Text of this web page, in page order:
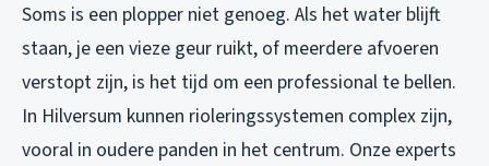
Soms is een plopper niet genoeg. Als het water blijft
staan, je een vieze geur ruikt, of meerdere afvoeren
verstopt zijn, is het tijd om een professional te bellen.
In Hilversum kunnen rioleringssystemen complex zijn,
vooral in oudere panden in het centrum. Onze experts